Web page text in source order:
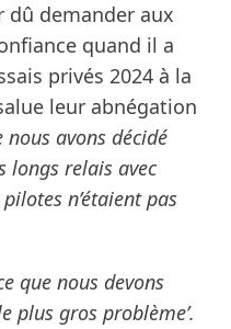
dû demander aux
quand il a
privés 2024 à la
leur abnégation
nous avons décidé
longs relais avec
n’étaient pas
que nous devons
plus gros problème’.